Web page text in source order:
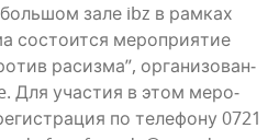
зале ibz в рам­ках
состо­ит­ся меро­при­я­тие
расиз­ма”, орга­ни­зо­ван­
Для уча­стия в этом меро­
по теле­фо­ну 0721